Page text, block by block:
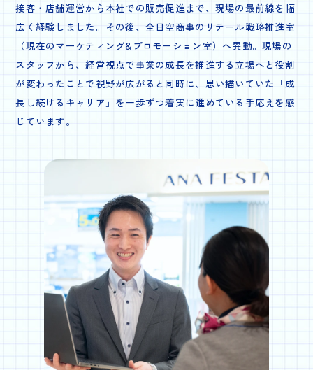
接客・店舗運営から本社での販売促進まで、現場の最前線を幅
広く経験しました。その後、全日空商事のリテール戦略推進室
（現在のマーケティング&プロモーション室）へ異動。現場の
スタッフから、経営視点で事業の成長を推進する立場へと役割
が変わったことで視野が広がると同時に、思い描いていた「成
長し続けるキャリア」を一歩ずつ着実に進めている手応えを感
じています。